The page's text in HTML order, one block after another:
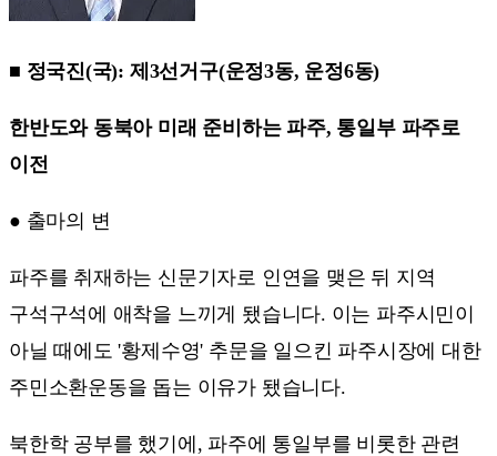
■ 정국진(국): 제3선거구(운정3동, 운정6동)
한반도와 동북아 미래 준비하는 파주, 통일부 파주로
이전
● 출마의 변
파주를 취재하는 신문기자로 인연을 맺은 뒤 지역
구석구석에 애착을 느끼게 됐습니다. 이는 파주시민이
아닐 때에도 '황제수영' 추문을 일으킨 파주시장에 대한
주민소환운동을 돕는 이유가 됐습니다.
북한학 공부를 했기에, 파주에 통일부를 비롯한 관련